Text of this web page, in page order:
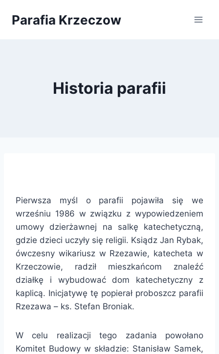
Parafia Krzeczow
Historia parafii
Pierwsza myśl o parafii pojawiła się we
wrześniu 1986 w związku z wypowiedzeniem
umowy dzierżawnej na salkę katechetyczną,
gdzie dzieci uczyły się religii. Ksiądz Jan Rybak,
ówczesny wikariusz w Rzezawie, katecheta w
Krzeczowie, radził mieszkańcom znaleźć
działkę i wybudować dom katechetyczny z
kaplicą. Inicjatywę tę popierał proboszcz parafii
Rzezawa – ks. Stefan Broniak.
W celu realizacji tego zadania powołano
Komitet Budowy w składzie: Stanisław Samek,